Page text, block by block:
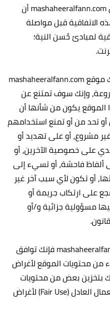
أولاً: نرجو من كل مستخدم جديد ل mashaheeralfann.com أن
الاتفاقية قبل مواصلة
لمبادئ حُسن النية؛
ثانياً: إنك توافق على أن استخدامك موقع mashaheeralfann.com
وإنك سوف تمتنع عن
الموقع يكون من شأنها أن
تحد من أو تمنع استخدامهم
مشروع، أو على تهديد أو
على خصوصية الآخرين، أو
ألفاظ فاحشة، أو تسيء إلى
أو تكون لأي سبب آخر غير
على ارتكاب جريمة أو
مسؤولية جزائية و/أو
ثالثاً: عندما تستخدم موقع mashaheeralfann.com فإنك توافق
من محتويات الموقع لأغراض
بتخزين بعض من محتويات
الموقع للأغراض الشخصية والاستعمال العادل (Fair Use) لأغراض